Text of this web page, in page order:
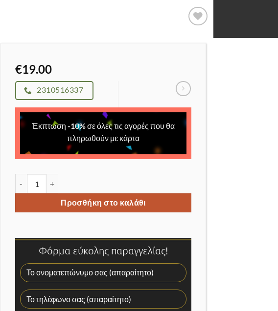
€19.00
2310516337
Έκπτωση -10%σε όλες τις αγορές που θα
πληρωθούν με κάρτα
Προσθήκη στο καλάθι
Φόρμα εύκολης παραγγελίας!